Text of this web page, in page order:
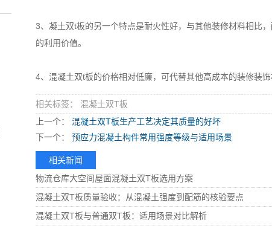
3、凝土双t板的另一个特点是耐火性好，与其他装修材料相比
的利用价值。
4、混凝土双t板的价格相对低廉，可代替其他高成本的装修装饰
相关标签： 混凝土双T板
上一个：
混凝土双T板生产工艺决定其质量的好坏
下一个：
预应力混凝土构件常用强度等级与适用场景
相关新闻
物流仓库大空间屋面混凝土双T板选用方案
混凝土双T板质量验收：从混凝土强度到配筋的核验要点
混凝土双T板与普通双T板：适用场景对比解析